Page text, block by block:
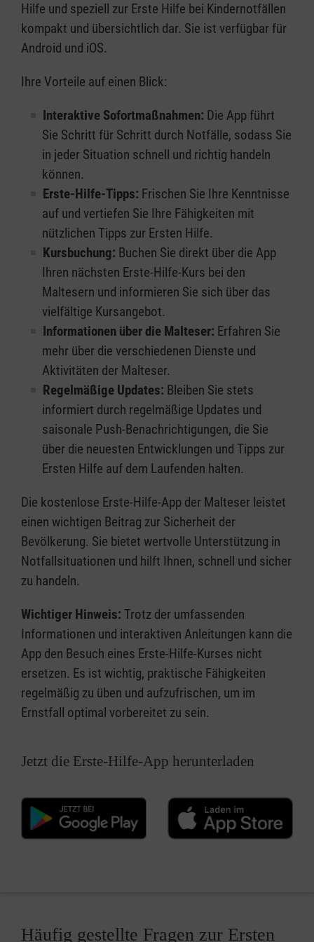
Hilfe und speziell zur Erste Hilfe bei Kindernotfällen
kompakt und übersichtlich dar. Sie ist verfügbar für
Android und iOS.
Ihre Vorteile auf einen Blick:
Interaktive Sofortmaßnahmen: Die App führt
Sie Schritt für Schritt durch Notfälle, sodass Sie
in jeder Situation schnell und richtig handeln
können.
Erste-Hilfe-Tipps: Frischen Sie Ihre Kenntnisse
auf und vertiefen Sie Ihre Fähigkeiten mit
nützlichen Tipps zur Ersten Hilfe.
Kursbuchung: Buchen Sie direkt über die App
Ihren nächsten Erste-Hilfe-Kurs bei den
Maltesern und informieren Sie sich über das
vielfältige Kursangebot.
Informationen über die Malteser: Erfahren Sie
mehr über die verschiedenen Dienste und
Aktivitäten der Malteser.
Regelmäßige Updates: Bleiben Sie stets
informiert durch regelmäßige Updates und
saisonale Push-Benachrichtigungen, die Sie
über die neuesten Entwicklungen und Tipps zur
Ersten Hilfe auf dem Laufenden halten.
Die kostenlose Erste-Hilfe-App der Malteser leistet
einen wichtigen Beitrag zur Sicherheit der
Bevölkerung. Sie bietet wertvolle Unterstützung in
Notfallsituationen und hilft Ihnen, schnell und sicher
zu handeln.
Wichtiger Hinweis: Trotz der umfassenden
Informationen und interaktiven Anleitungen kann die
App den Besuch eines Erste-Hilfe-Kurses nicht
ersetzen. Es ist wichtig, praktische Fähigkeiten
regelmäßig zu üben und aufzufrischen, um im
Ernstfall optimal vorbereitet zu sein.
Jetzt die Erste-Hilfe-App herunterladen
Häufig gestellte Fragen zur Ersten